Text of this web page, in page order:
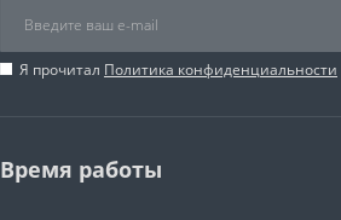
Я прочитал Политика конфиденциальности
Время работы